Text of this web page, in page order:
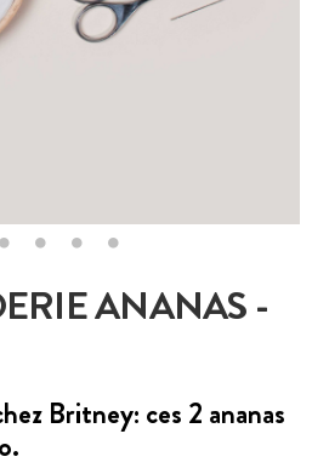
ANANAS -
Britney: ces 2 ananas